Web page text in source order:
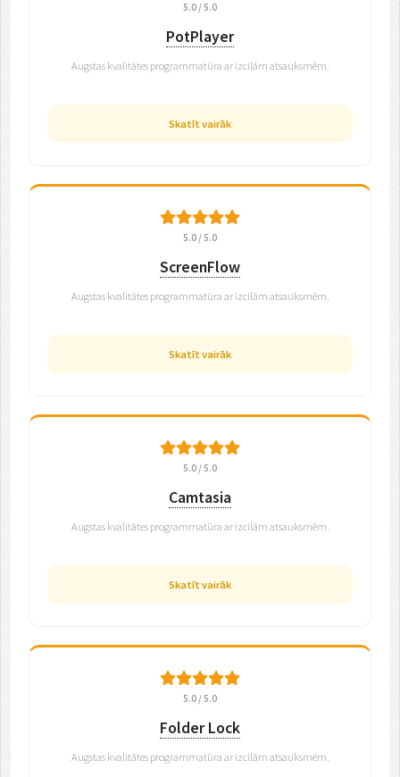
5.0 / 5.0
PotPlayer
Augstas kvalitātes programmatūra ar izcilām atsauksmēm.
Skatīt vairāk
5.0 / 5.0
ScreenFlow
Augstas kvalitātes programmatūra ar izcilām atsauksmēm.
Skatīt vairāk
5.0 / 5.0
Camtasia
Augstas kvalitātes programmatūra ar izcilām atsauksmēm.
Skatīt vairāk
5.0 / 5.0
Folder Lock
Augstas kvalitātes programmatūra ar izcilām atsauksmēm.